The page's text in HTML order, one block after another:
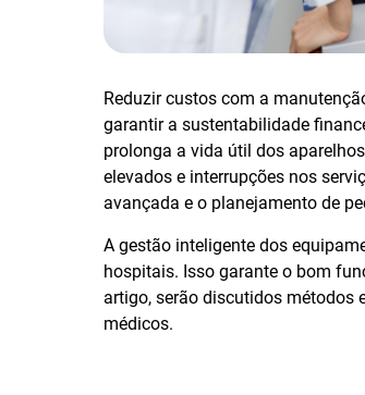
Reduzir custos com a
garantir a sustentabilidade
prolonga a vida útil dos
elevados e interrupções nos
avançada e o planejamento de
A gestão inteligente dos
hospitais. Isso garante o bom
artigo, serão discutidos métodos
médicos.